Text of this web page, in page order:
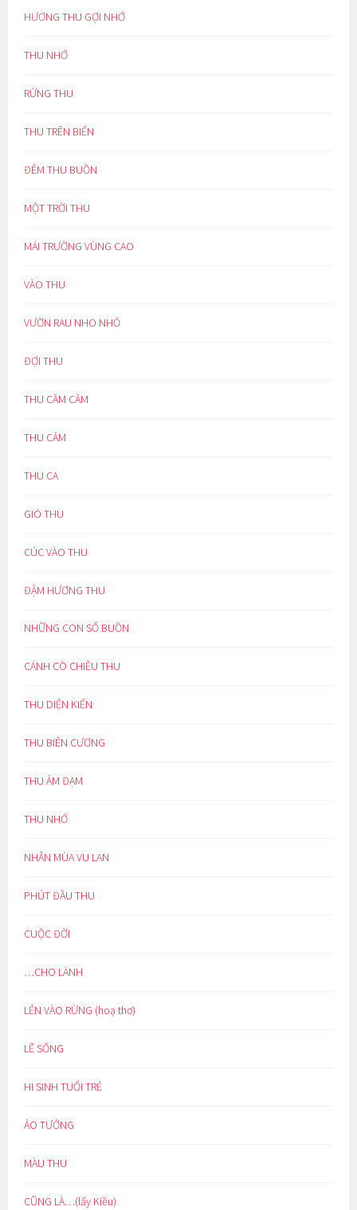
HƯƠNG THU GỢI NHỚ
THU NHỚ
RỪNG THU
THU TRÊN BIỂN
ĐÊM THU BUỒN
MỘT TRỜI THU
MÁI TRƯỜNG VÙNG CAO
VÀO THU
VƯỜN RAU NHO NHỎ
ĐỢI THU
THU CĂM CĂM
THU CẢM
THU CA
GIÓ THU
CÚC VÀO THU
ĐẬM HƯƠNG THU
NHỮNG CON SỐ BUỒN
CÁNH CÒ CHIỀU THU
THU DIỆN KIẾN
THU BIÊN CƯƠNG
THU ẢM ĐẠM
THU NHỚ
NHÂN MÙA VU LAN
PHÚT ĐẦU THU
CUỘC ĐỜI
…CHO LÀNH
LẺN VÀO RỪNG (hoạ thơ)
LẼ SỐNG
HI SINH TUỔI TRẺ
ẢO TƯỞNG
MÀU THU
CŨNG LÀ…(lẩy Kiều)